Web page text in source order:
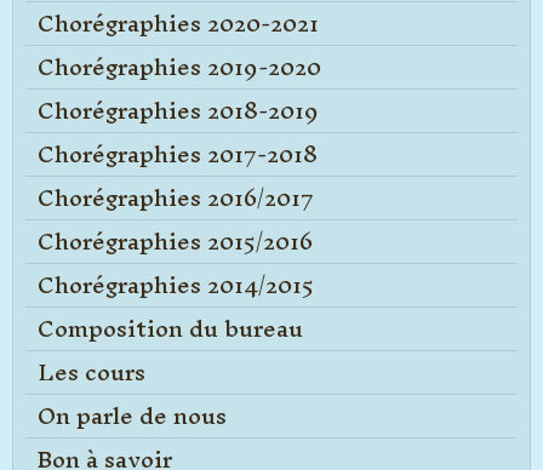
Chorégraphies 2020-2021
Chorégraphies 2019-2020
Chorégraphies 2018-2019
Chorégraphies 2017-2018
Chorégraphies 2016/2017
Chorégraphies 2015/2016
Chorégraphies 2014/2015
Composition du bureau
Les cours
On parle de nous
Bon à savoir